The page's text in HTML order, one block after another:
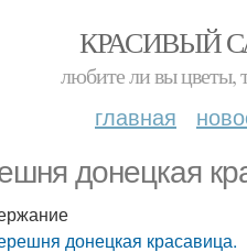
КРАСИВЫЙ
любите ли вы цветы,
главная
донецкая
донецкая красавица.